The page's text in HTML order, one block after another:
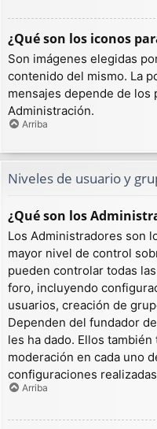
¿Qué son los iconos
Son imágenes elegidas
contenido del mismo. La
mensajes depende de los
Administración.
Arriba
Niveles de usuario y
¿Qué son los
Los Administradores son
mayor nivel de control
pueden controlar todas
foro, incluyendo
usuarios, creación de
Dependen del fundador
les ha dado. Ellos
moderación en cada uno
configuraciones
Arriba